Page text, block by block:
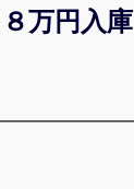
万円入庫